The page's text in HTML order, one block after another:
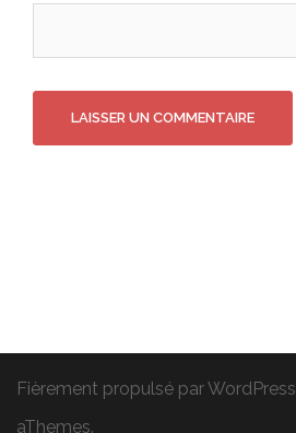
Fièrement propulsé par WordPress
aThemes.